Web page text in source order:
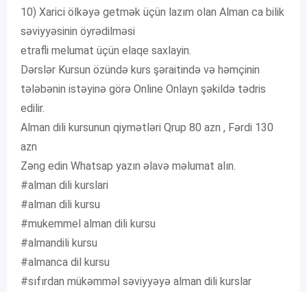
10) Xarici ölkəyə getmək üçün lazım olan Alman ca bilik
səviyyəsinin öyrədilməsi
etrafli melumat üçün elaqe saxlayin.
Dərslər Kursun özündə kurs şəraitində və həmçinin
tələbənin istəyinə görə Online Onlayn şəkildə tədris
edilir.
Alman dili kursunun qiymətləri Qrup 80 azn , Fərdi 130
azn
Zəng edin Whatsap yazın əlavə məlumat alın.
#alman dili kurslari
#alman dili kursu
#mukemmel alman dili kursu
#almandili kursu
#almanca dil kursu
#sıfırdan mükəmməl səviyyəyə alman dili kurslar